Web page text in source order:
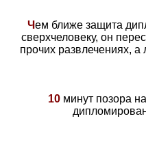
Чем ближе защита
сверхчеловеку, он
прочих развлечениях,
10минут позора